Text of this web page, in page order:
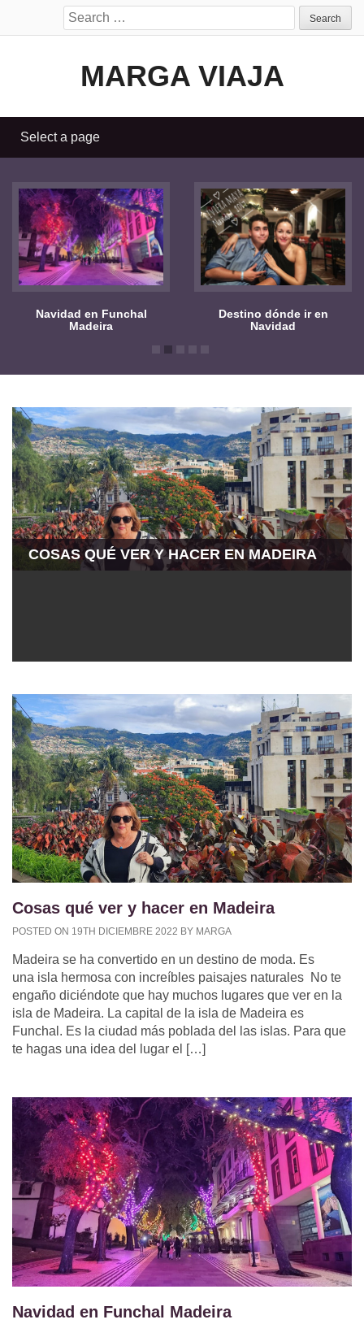
Search
for:
MARGA VIAJA
en Funchal
Destino dónde ir en
Navidad
COSAS QUÉ VER Y HACER EN MADEIRA
Cosas qué ver y hacer en Madeira
POSTED ON 19TH DICIEMBRE 2022 BY MARGA
Madeira se ha convertido en un destino de moda. Es
una isla hermosa con increíbles paisajes naturales No te
engaño diciéndote que hay muchos lugares que ver en la
isla de Madeira. La capital de la isla de Madeira es
Funchal. Es la ciudad más poblada del las islas. Para que
te hagas una idea del lugar el […]
Navidad en Funchal Madeira